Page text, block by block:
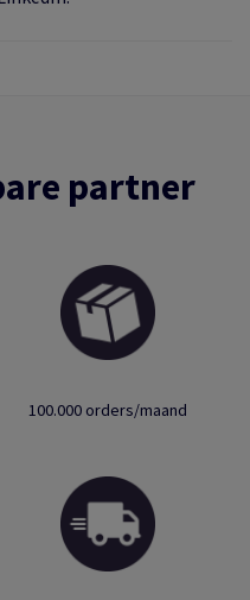
partner
100.000 orders/maand